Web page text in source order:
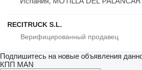
RECITRUCK S.L.
Подпишитесь на новые объявления
КПП MAN